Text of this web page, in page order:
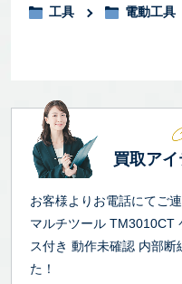
工具 電動工具
買取ア
お客様よりお電話にてご
マルチツール TM3010CT
ス付き 動作未確認 内部
た！